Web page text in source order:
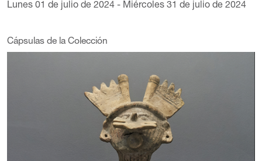
Lunes 01 de julio de 2024 - Miércoles 31 de julio de 2024
Cápsulas de la Colección